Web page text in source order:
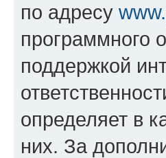
по адресу
программного
поддержкой
определяет в
них. За